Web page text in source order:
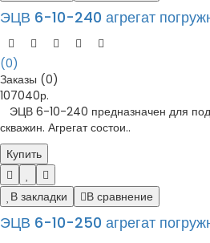
ЭЦВ 6-10-240 агрегат
(0)
Заказы (0)
107040р.
ЭЦВ 6-10-240 предназначен для
скважин. Агрегат состои..
Купить
В закладки В сравнение
ЭЦВ 6-10-250 агрегат